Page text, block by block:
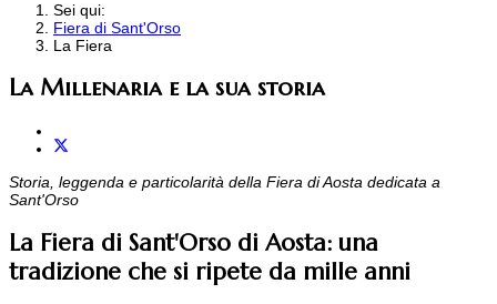
Sei qui:
Fiera di Sant'Orso
La Fiera
La Millenaria e la sua storia
Storia, leggenda e particolarità della Fiera di Aosta dedicata a
Sant'Orso
La Fiera di Sant'Orso di Aosta: una
tradizione che si ripete da mille anni